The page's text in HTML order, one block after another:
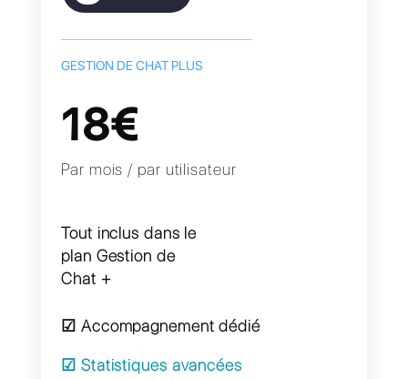
☑ Application mobile
GESTION DE CHAT PLUS
18€
Tout inclus dans le